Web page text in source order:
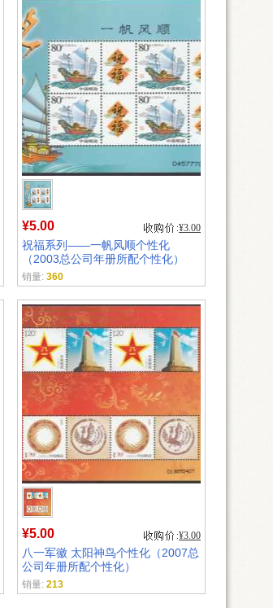
¥5.00 ¥3.00
祝福系列——一帆风顺个性化
（2003总公司年册所配个性化）
销量: 360
¥5.00 ¥3.00
八一军徽 太阳神鸟个性化（2007总
公司年册所配个性化）
销量: 213